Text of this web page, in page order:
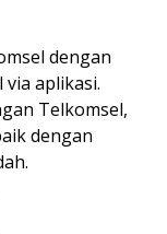
dengan
aplikasi.
Telkomsel,
dengan